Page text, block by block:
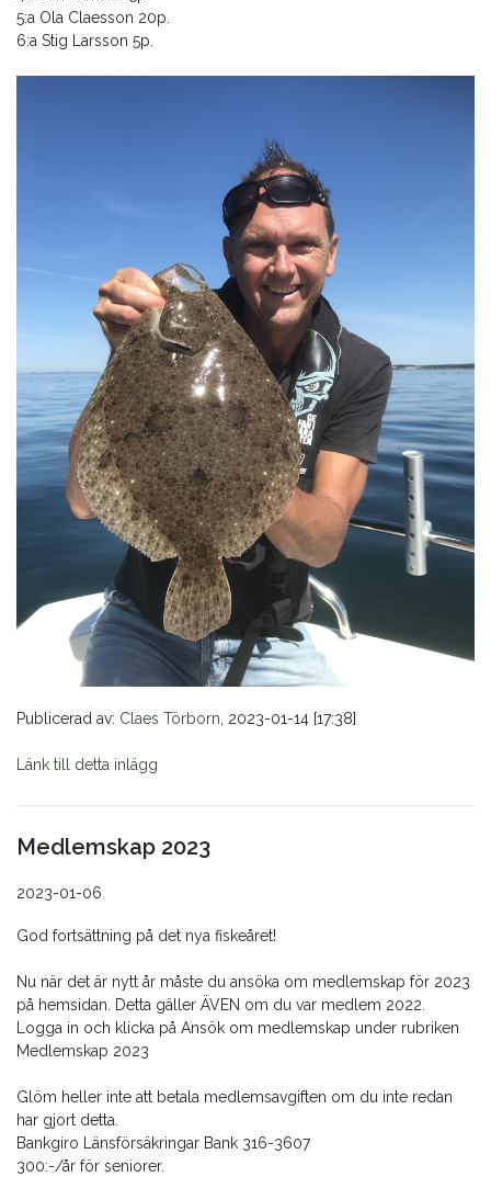
5:a Ola Claesson 20p.
6:a Stig Larsson 5p.
Publicerad av: Claes Törborn, 2023-01-14 [17:38]
Länk till detta inlägg
Medlemskap 2023
2023-01-06
God fortsättning på det nya fiskeåret!
Nu när det är nytt år måste du ansöka om medlemskap för 2023
på hemsidan. Detta gäller ÄVEN om du var medlem 2022.
Logga in och klicka på Ansök om medlemskap under rubriken
Medlemskap 2023
Glöm heller inte att betala medlemsavgiften om du inte redan
har gjort detta.
Bankgiro Länsförsäkringar Bank 316-3607
300:-/år för seniorer.